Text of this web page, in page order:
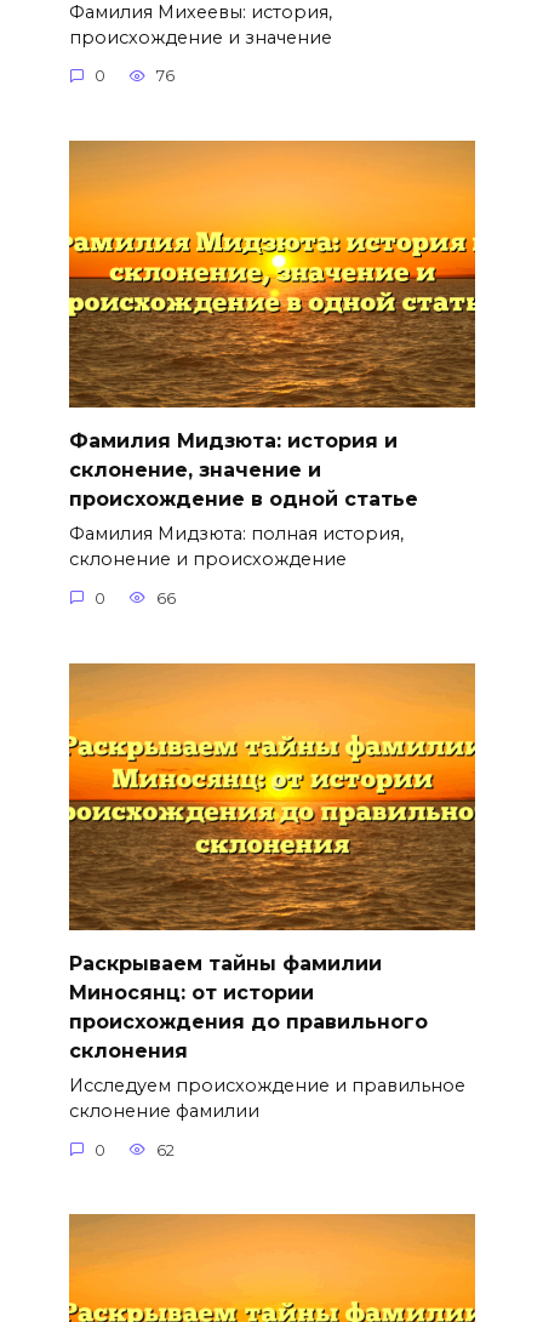
Фамилия Михеевы: история,
происхождение и значение
0 76
Фамилия Мидзюта: история и
склонение, значение и
происхождение в одной статье
Фамилия Мидзюта: полная история,
склонение и происхождение
0 66
Раскрываем тайны фамилии
Миносянц: от истории
происхождения до правильного
склонения
Исследуем происхождение и правильное
склонение фамилии
0 62